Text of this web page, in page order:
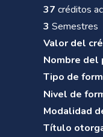
37 créditos
3 Semestres
Valor del
Nombre del
Tipo de
Nivel de
Modalidad
Título